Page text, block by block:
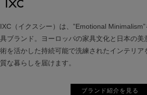
IXC（イクスシー）は、”Emotional
具ブランド。ヨーロッパの家具文化と日本の美
術を活かした持続可能で洗練されたインテリア
質な暮らしを届けます。
ブランド紹介を見る